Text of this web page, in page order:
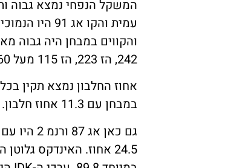
והקווים במבחן היה גבוה
242, הז 223, הז 115 מעל 60 גרם משקל אלף. הזנים: כיתאין וגדיש היו הנמוכים במבחן 46.7 ו-47.9 גרם בהתאמה.
במבחן עם 11.3 אחוז חלבון. גם אחוז הגלוטן הרטוב היה תקין במרבית הזנים במבחן בממוצע 26.9%.